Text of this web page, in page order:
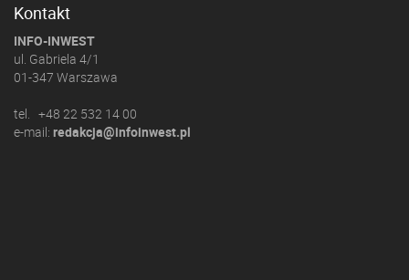
Kontakt
INFO-INWEST
ul. Gabriela 4/1
01-347 Warszawa
tel. +48 22 532 14 00
e-mail: redakcja@infoinwest.pl